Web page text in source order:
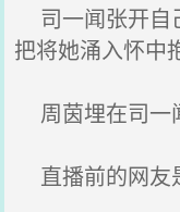
司一闻张开自
把将她涌入怀中
周茵埋在司一
直播前的网友